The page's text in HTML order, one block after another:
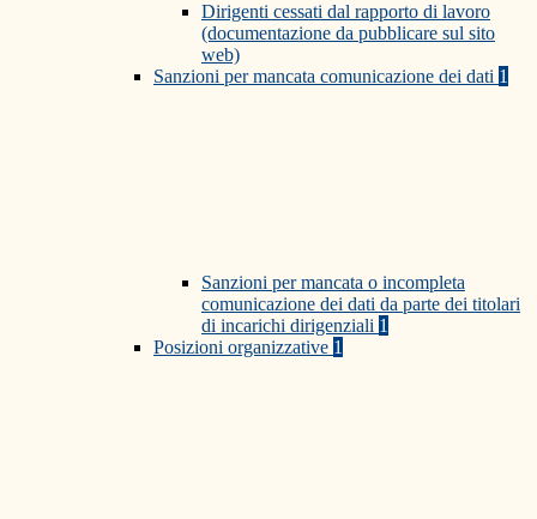
Dirigenti cessati dal rapporto di lavoro
(documentazione da pubblicare sul sito
web)
Sanzioni per mancata comunicazione dei dati 1
Sanzioni per mancata o incompleta
comunicazione dei dati da parte dei titolari
di incarichi dirigenziali 1
Posizioni organizzative 1